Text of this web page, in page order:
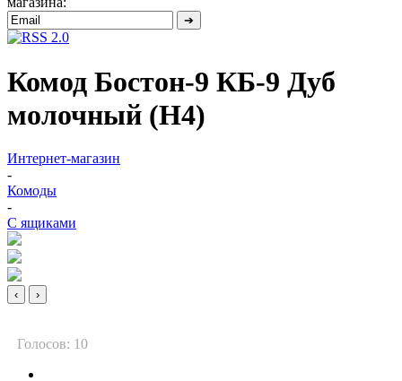
Комод Бостон-9 КБ-9 Дуб
молочный (Н4)
Интернет-магазин
-
Комоды
-
С ящиками
‹ ›
Голосов: 10